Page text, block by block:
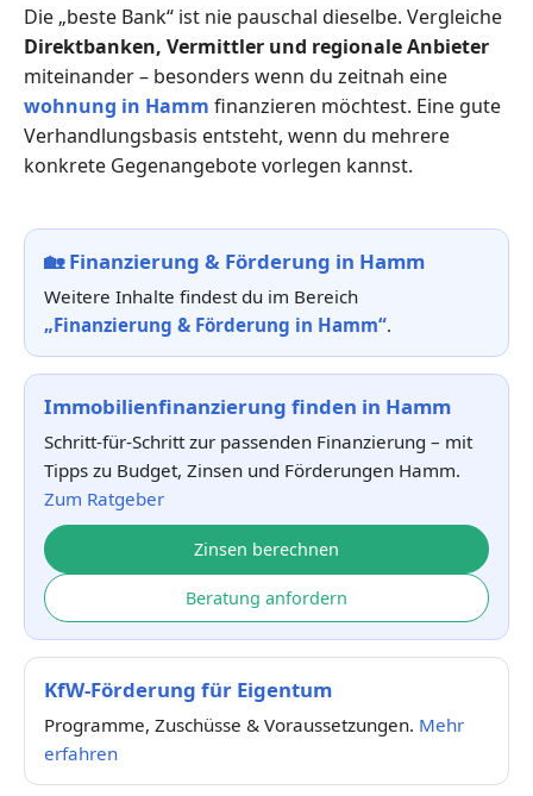
Die „beste Bank“ ist nie pauschal dieselbe. Vergleiche
Direktbanken, Vermittler und regionale Anbieter
miteinander – besonders wenn du zeitnah eine
wohnung in Hamm finanzieren möchtest. Eine gute
Verhandlungsbasis entsteht, wenn du mehrere
konkrete Gegenangebote vorlegen kannst.
🏡Finanzierung & Förderung in Hamm
Weitere Inhalte findest du im Bereich
„Finanzierung & Förderung in Hamm“.
Immobilienfinanzierung finden in Hamm
Schritt-für-Schritt zur passenden Finanzierung – mit
Tipps zu Budget, Zinsen und Förderungen Hamm.
Zum Ratgeber
Zinsen berechnen
Beratung anfordern
KfW-Förderung für Eigentum
Programme, Zuschüsse & Voraussetzungen. Mehr
erfahren